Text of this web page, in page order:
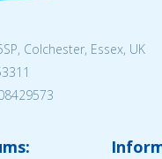
Colchester, Essex, UK